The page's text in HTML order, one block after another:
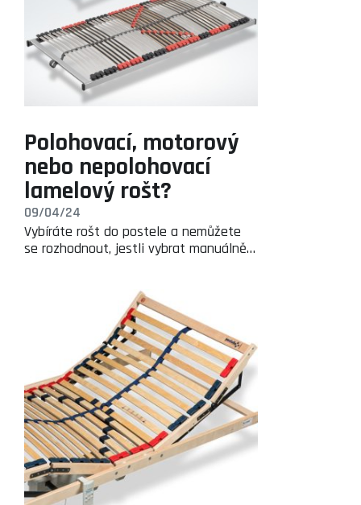
Polohovací, motorový
nebo nepolohovací
lamelový rošt?
09/04/24
Vybíráte rošt do postele a nemůžete
se rozhodnout, jestli vybrat manuálně…